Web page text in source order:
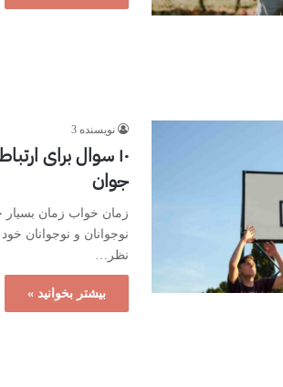
نویسنده 3
۱۰ سوال برای
جوان
زمان خواب زمان بسیار
نوجوانان و نوجوانان خود
نظر…
بیشتر بخوانید »